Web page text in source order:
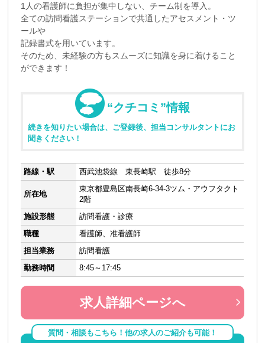
1人の看護師に負担が集中しない、チーム制を導入。
全ての訪問看護ステーションで共通したアセスメント・ツ
ールや
記録書式を用いています。
そのため、未経験の方もスムーズに知識を身に着けること
ができます！
“クチコミ”情報
続きを知りたい場合は、ご登録後、担当コンサルタントにお
聞きください！
路線・駅 西武池袋線 東長崎駅 徒歩8分
所在地
東京都豊島区南長崎6-34-3ツム・アウフタクト
2階
施設形態
訪問看護・診療
職種
看護師、准看護師
担当業務
訪問看護
勤務時間
8:45～17:45
求人詳細ページへ
質問・相談もこちら！他の求人のご紹介も可能！